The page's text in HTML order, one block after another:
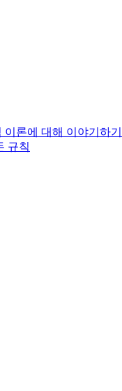
론에 대해 이야기하기
규칙